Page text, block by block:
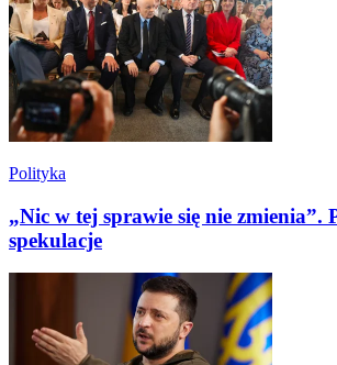
Polityka
„Nic w tej sprawie się nie zmienia”.
spekulacje